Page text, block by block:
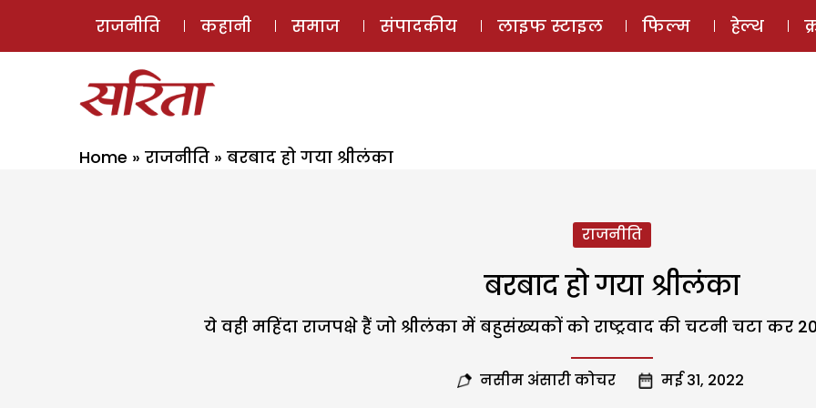
ई-मैगज़ीन
राजनीति कहानी समाज संपादकीय लाइफ स्टाइल फिल्म हेल्थ
Home » राजनीति » बरबाद हो गया श्रीलंका
राजनीति
बरबाद हो गया श्रीलंका
ये वही महिंदा राजपक्षे हैं जो श्रीलंका में बहुसंख्यकों को राष्ट्रवाद की चटनी चटा कर
नसीम अंसारी कोचर मई 31, 2022